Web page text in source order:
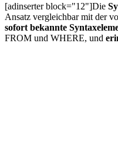
[adinserter block="12"]Die
Ansatz vergleichbar mit der
sofort bekannte
FROM und WHERE, und